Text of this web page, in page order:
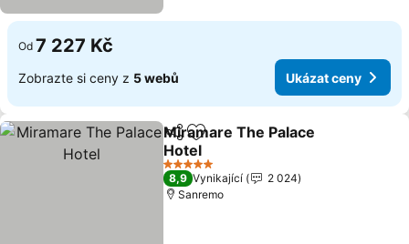
Od 7 227 Kč
Zobrazte si ceny z 5 webů Ukázat ceny
SdíletPřidat na seznam oblíbených
Miramare The Palace
Hotel
5 Počet hvězdiček
8,9 Vynikající
2 024
Sanremo